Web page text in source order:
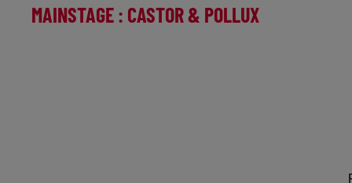
MAINSTAGE : CASTOR & POLLUX